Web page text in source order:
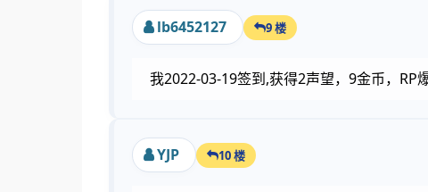
lb6452127 9 楼
我2022-03-19签到,获得2声望，9金币，RP
YJP 10 楼